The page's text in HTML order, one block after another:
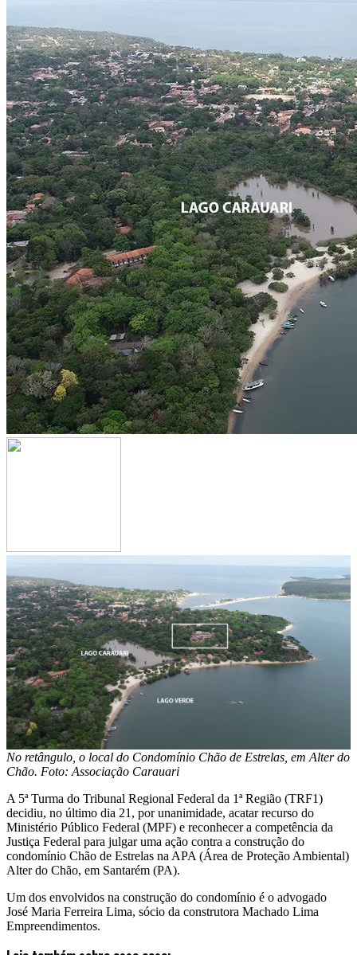
No retângulo, o local do Condomínio Chão de Estrelas, em Alter do
Chão. Foto: Associação Carauari
A 5ª Turma do Tribunal Regional Federal da 1ª Região (TRF1)
decidiu, no último dia 21, por unanimidade, acatar recurso do
Ministério Público Federal (MPF) e reconhecer a competência da
Justiça Federal para julgar uma ação contra a construção do
condomínio Chão de Estrelas na APA (Área de Proteção Ambiental)
Alter do Chão, em Santarém (PA).
Um dos envolvidos na construção do condomínio é o advogado
José Maria Ferreira Lima, sócio da construtora Machado Lima
Empreendimentos.